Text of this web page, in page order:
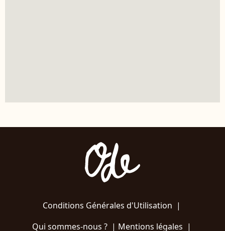
Conditions Générales d'Utilisation |
Qui sommes-nous ?| Mentions légales |